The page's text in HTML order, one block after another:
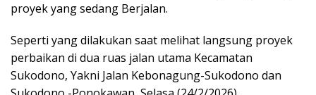
proyek yang sedang Berjalan.
Seperti yang dilakukan saat melihat langsung proyek
perbaikan di dua ruas jalan utama Kecamatan
Sukodono, Yakni Jalan Kebonagung-Sukodono dan